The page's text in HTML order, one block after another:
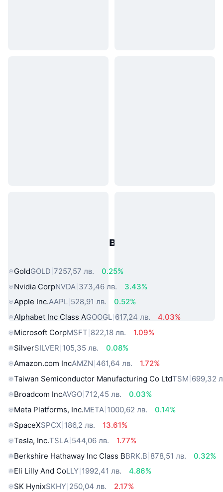
Популярни активи от реалния
GoldGOLD 7257,57 лв.
0.25%
Nvidia CorpNVDA 373,46 лв.
3.43%
Apple Inc.AAPL 528,91 лв.
0.52%
Alphabet Inc Class AGOOGL 617,24 лв.
4.03%
Microsoft CorpMSFT 822,18 лв.
1.09%
SilverSILVER 105,35 лв.
0.08%
Amazon.com IncAMZN 461,64 лв.
1.72%
Taiwan Semiconductor Manufacturing Co LtdTSM 699,32
Broadcom IncAVGO 712,45 лв.
0.03%
Meta Platforms, Inc.META 1000,62 лв.
0.14%
SpaceXSPCX 186,2 лв.
13.61%
Tesla, Inc.TSLA 544,06 лв.
1.77%
Berkshire Hathaway Inc Class BBRK.B 878,51 лв.
0.32%
Eli Lilly And CoLLY 1992,41 лв.
4.86%
SK HynixSKHY 250,04 лв.
2.17%